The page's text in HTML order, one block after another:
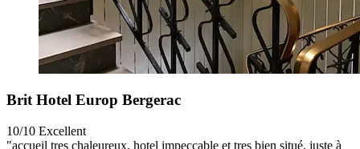
Brit Hotel Europ Bergerac
10/10 Excellent
"accueil tres chaleureux, hotel impeccable et tres bien situé, juste à